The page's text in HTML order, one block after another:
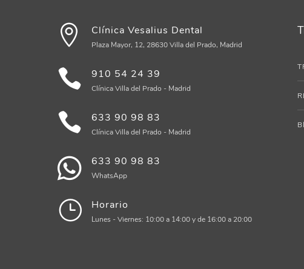
Clínica Vesalius Dental
Plaza Mayor, 12, 28630 Villa del Prado, Madrid
910 54 24 39
Clínica Villa del Prado - Madrid
633 90 98 83
Clínica Villa del Prado - Madrid
633 90 98 83
WhatsApp
Horario
Lunes - Viernes: 10:00 a 14:00 y de 16:00 a 20:00